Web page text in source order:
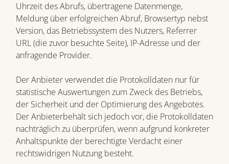
Uhrzeit des Abrufs, übertragene Datenmenge,
Meldung über erfolgreichen Abruf, Browsertyp nebst
Version, das Betriebssystem des Nutzers, Referrer
URL (die zuvor besuchte Seite), IP-Adresse und der
anfragende Provider.
Der Anbieter verwendet die Protokolldaten nur für
statistische Auswertungen zum Zweck des Betriebs,
der Sicherheit und der Optimierung des Angebotes.
Der Anbieterbehält sich jedoch vor, die Protokolldaten
nachträglich zu überprüfen, wenn aufgrund konkreter
Anhaltspunkte der berechtigte Verdacht einer
rechtswidrigen Nutzung besteht.